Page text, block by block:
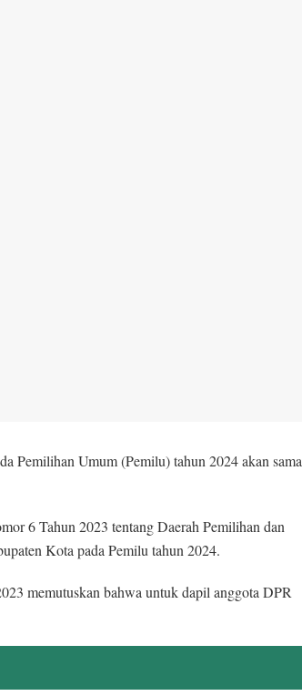
Pemilihan Umum (Pemilu) tahun 2024 akan sama
6 Tahun 2023 tentang Daerah Pemilihan dan
Kota pada Pemilu tahun 2024.
memutuskan bahwa untuk dapil anggota DPR